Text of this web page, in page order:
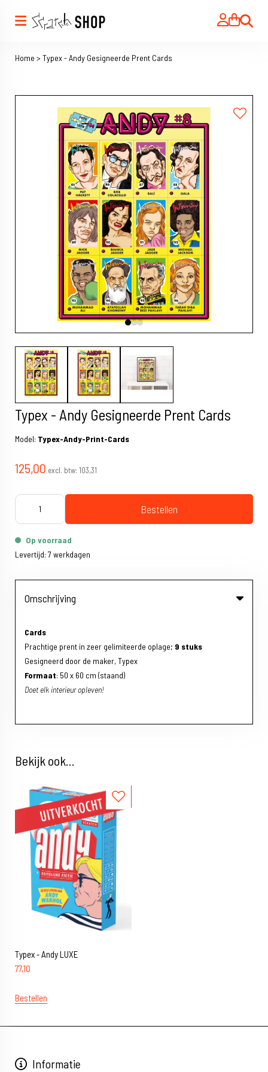
Zoeken
Home > Typex - Andy Gesigneerde Prent Cards
Typex - Andy Gesigneerde Prent Cards
Model: Typex-Andy-Print-Cards
125,00 excl. btw: 103,31
Bestellen
Op voorraad
Levertijd: 7 werkdagen
Omschrijving
Cards
Prachtige prent in zeer gelimiteerde oplage; 9 stuks
Gesigneerd door de maker, Typex
Formaat: 50 x 60 cm (staand)
Doet elk interieur opleven!
Bekijk ook...
Typex - Andy LUXE
77,10
Bestellen
Informatie